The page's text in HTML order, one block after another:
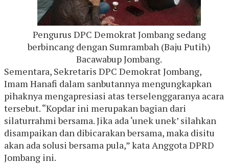
Pengurus DPC Demokrat Jombang sedang
berbincang dengan Sumrambah (Baju Putih)
Bacawabup Jombang.
Sementara, Sekretaris DPC Demokrat Jombang,
Imam Hanafi dalam sanbutannya mengungkapkan
pihaknya mengapresiasi atas terselenggaranya acara
tersebut. “Kopdar ini merupakan bagian dari
silaturrahmi bersama. Jika ada ‘unek unek’ silahkan
disampaikan dan dibicarakan bersama, maka disitu
akan ada solusi bersama pula,” kata Anggota DPRD
Jombang ini.